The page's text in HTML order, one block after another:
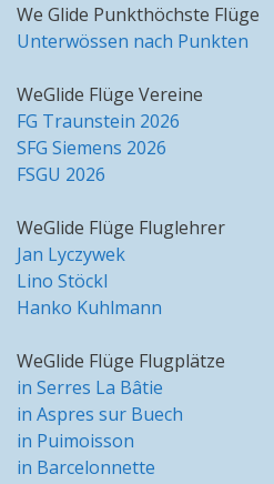
We Glide Punkthöchste Flüge
Unterwössen nach Punkten
WeGlide Flüge Vereine
FG Traunstein 2026
SFG Siemens 2026
FSGU 2026
WeGlide Flüge Fluglehrer
Jan Lyczywek
Lino Stöckl
Hanko Kuhlmann
WeGlide Flüge Flugplätze
in Serres La Bâtie
in Aspres sur Buech
in Puimoisson
in Barcelonnette